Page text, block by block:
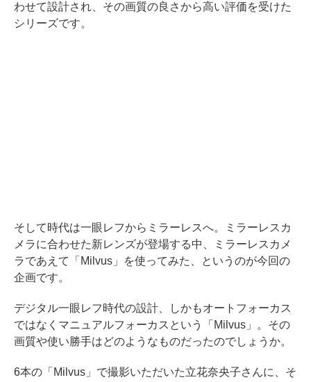
わせて設計され、その画質の良さから高い評価を受けた
シリーズです。
そして時代は一眼レフからミラーレスへ。ミラーレスカ
メラに合わせた新レンズが登場する中、ミラーレスカメ
ラであえて「Milvus」を使ってみた、というのが今回の
企画です。
デジタル一眼レフ時代の設計、しかもオートフォーカス
ではなくマニュアルフォーカスという「Milvus」。その
画質や使い勝手はどのようなものだったのでしょうか。
6本の「Milvus」で撮影いただいた立花奈央子さんに、そ